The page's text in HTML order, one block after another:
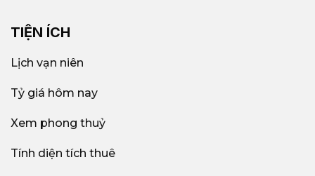
TIỆN ÍCH
Lịch vạn niên
Tỷ giá hôm nay
Xem phong thuỷ
Tính diện tích thuê